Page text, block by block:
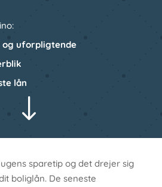
og uforpligtende
lån
"
sparetip og det drejer sig
boliglån. De seneste